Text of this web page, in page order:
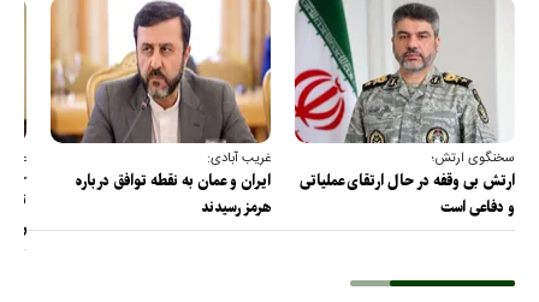
سخنگوی ارتش؛
ارتش بی وقفه در حال ارتقای عملیاتی
و دفاعی است
غریب آبادی:
ایران و عمان به نقطه توافق درباره
هرمز رسیدند
عضو
را